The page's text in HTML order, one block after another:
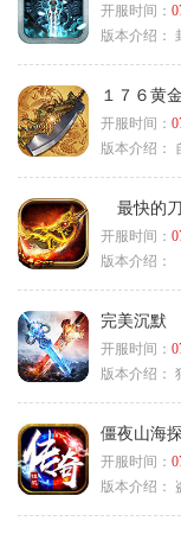
开服时间：
版本介绍：
１７６黄
开服时间：
版本介绍：
最快的
开服时间：
版本介绍：
完美沉默
开服时间：
版本介绍：
僵夜山海
开服时间：
版本介绍：